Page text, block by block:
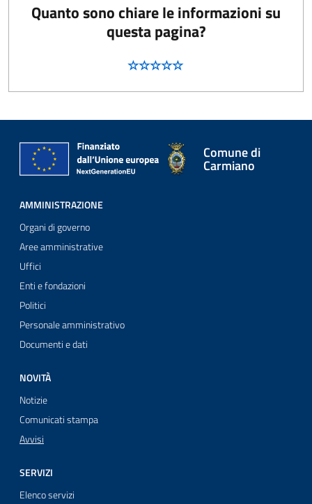
Quanto sono chiare le informazioni su
questa pagina?
Comune di
Carmiano
AMMINISTRAZIONE
Organi di governo
Aree amministrative
Uffici
Enti e fondazioni
Politici
Personale amministrativo
Documenti e dati
NOVITÀ
Notizie
Comunicati stampa
Avvisi
SERVIZI
Elenco servizi